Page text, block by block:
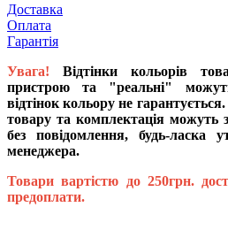
Доставка
Оплата
Гарантія
Увага! Відтінки кольорів
пристрою та "реальні"
відтінок кольору не
товару та комплектація можуть
без повідомлення, будь-ласка
менеджера.
Товари вартістю до 250грн.
предоплати.